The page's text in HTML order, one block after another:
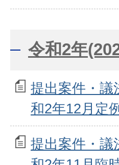
令和2年
提出案件・議
和2年12月定
提出案件・議